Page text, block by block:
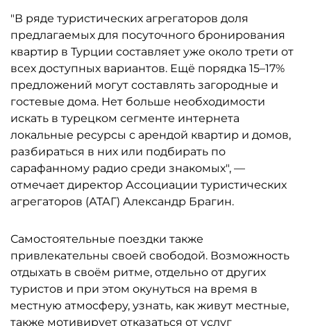
"В ряде туристических агрегаторов доля
предлагаемых для посуточного бронирования
квартир в Турции составляет уже около трети от
всех доступных вариантов. Ещё порядка 15–17%
предложений могут составлять загородные и
гостевые дома. Нет больше необходимости
искать в турецком сегменте интернета
локальные ресурсы с арендой квартир и домов,
разбираться в них или подбирать по
сарафанному радио среди знакомых", —
отмечает директор Ассоциации туристических
агрегаторов (АТАГ) Александр Брагин.
Самостоятельные поездки также
привлекательны своей свободой. Возможность
отдыхать в своём ритме, отдельно от других
туристов и при этом окунуться на время в
местную атмосферу, узнать, как живут местные,
также мотивирует отказаться от услуг